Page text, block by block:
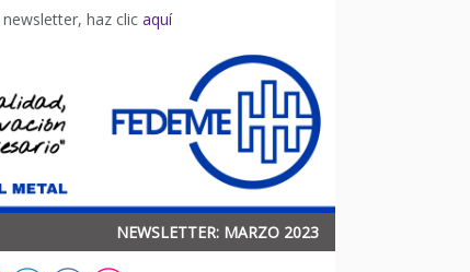
haz clic aquí
NEWSLETTER: MARZO 2023